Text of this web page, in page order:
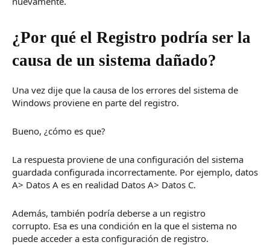
¿Por qué el Registro podría ser la
causa de un sistema dañado?
Una vez dije que la causa de los errores del sistema de
Windows proviene en parte del registro.
Bueno, ¿cómo es que?
La respuesta proviene de una configuración del sistema
guardada configurada incorrectamente. Por ejemplo, datos
A> Datos A es en realidad Datos A> Datos C.
Además, también podría deberse a un registro
corrupto. Esa es una condición en la que el sistema no
puede acceder a esta configuración de registro.